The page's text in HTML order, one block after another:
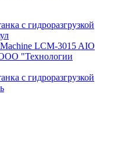
c гидроразгрузкой
LCM-3015 AIO
"Технологии
c гидроразгрузкой